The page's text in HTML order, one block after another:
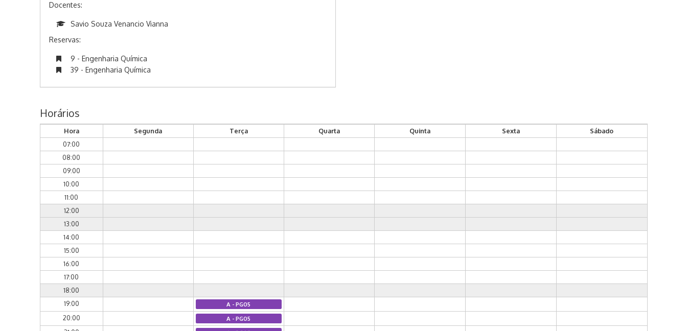
Docentes:
Savio Souza Venancio Vianna
Reservas:
9 - Engenharia Química
39 - Engenharia Química
Horários
Hora Segunda Terça Quarta Quinta Sexta
Sábado
07:00
08:00
09:00
10:00
11:00
12:00
13:00
14:00
15:00
16:00
17:00
18:00
19:00
A - PG05
20:00 A - PG05